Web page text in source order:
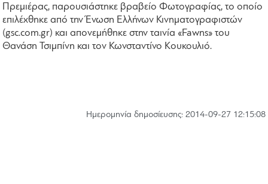
Πρεμιέρας, παρουσιάστηκε βραβείο Φωτογραφίας, το οποίο
επιλέχθηκε από την Ένωση Ελλήνων Κινηματογραφιστών
(gsc.com.gr) και απονεμήθηκε στην ταινία «Fawns» του
Θανάση Τσιμπίνη και τον Κωνσταντίνο Κουκουλιό.
Hμερομηνία δημοσίευσης: 2014-09-27 12:15:08